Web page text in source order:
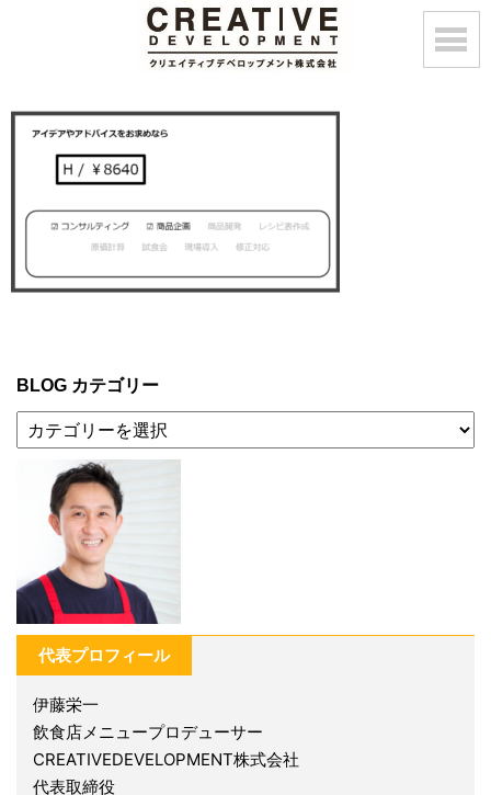
BLOG カテゴリー
代表プロフィール
伊藤栄一
飲食店メニュープロデューサー
CREATIVEDEVELOPMENT株式会社
代表取締役